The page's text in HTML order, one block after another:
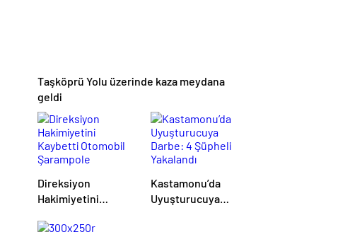
Taşköprü Yolu üzerinde kaza meydana
geldi
Direksiyon
Hakimiyetini
Şarampole
Kastamonu’da
Uyuşturucuya